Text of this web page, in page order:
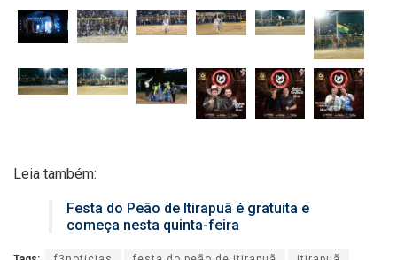
Leia também:
Festa do Peão de Itirapuã é gratuita e
começa nesta quinta-feira